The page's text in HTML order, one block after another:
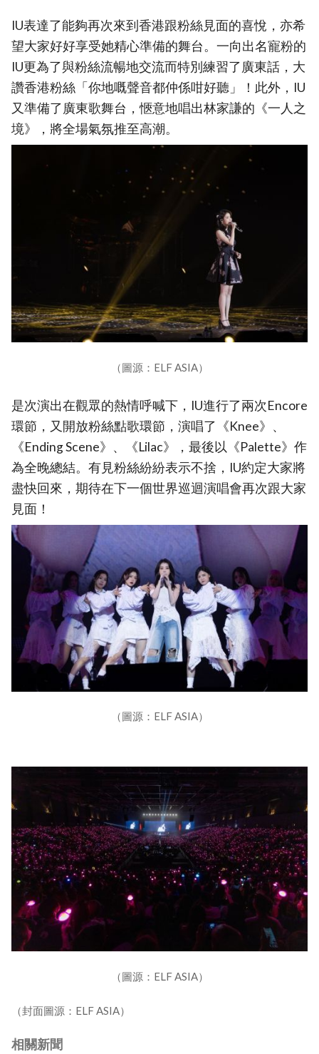
IU表達了能夠再次來到香港跟粉絲見面的喜悅，亦希
望大家好好享受她精心準備的舞台。一向出名寵粉的
IU更為了與粉絲流暢地交流而特別練習了廣東話，大
讚香港粉絲「你地嘅聲音都仲係咁好聽」！此外，IU
又準備了廣東歌舞台，愜意地唱出林家謙的《一人之
境》，將全場氣氛推至高潮。
（圖源：ELF ASIA）
是次演出在觀眾的熱情呼喊下，IU進行了兩次Encore
環節，又開放粉絲點歌環節，演唱了《Knee》、
《Ending Scene》、《Lilac》，最後以《Palette》作
為全晚總結。有見粉絲紛紛表示不捨，IU約定大家將
盡快回來，期待在下一個世界巡迴演唱會再次跟大家
見面！
（圖源：ELF ASIA）
（圖源：ELF ASIA）
（封面圖源：ELF ASIA）
相關新聞